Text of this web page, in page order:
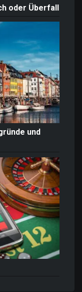
oder Überfall
und